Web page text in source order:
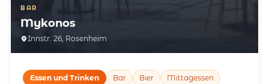
BAR
Mykonos
Innstr. 26, Rosenheim
Essen und Trinken Bar Bier
Mittagessen